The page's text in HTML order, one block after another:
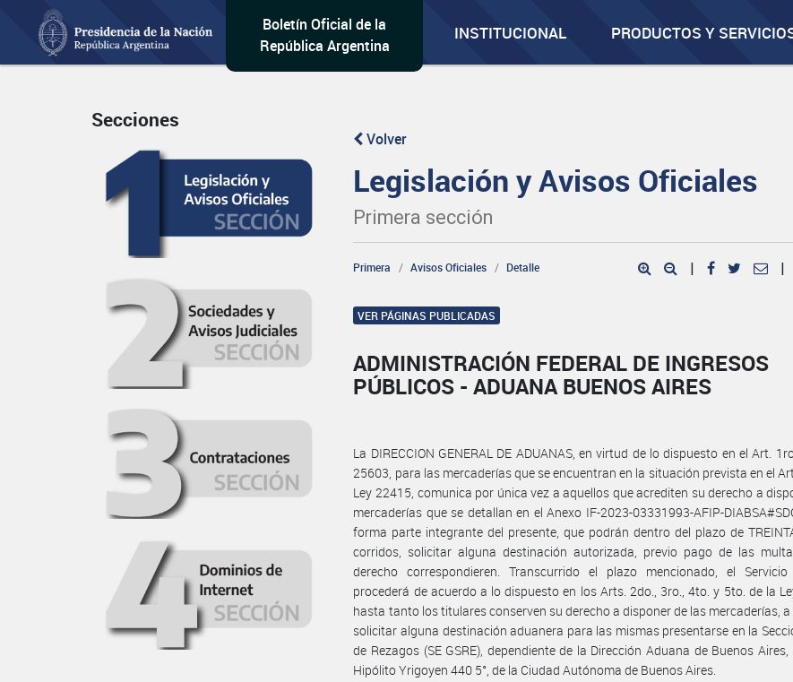
Boletín Oficial de la
República Argentina
INSTITUCIONAL PRODUCTOS Y
Secciones
Volver
Legislación y Avisos Oficiales
Primera sección
Primera Avisos Oficiales Detalle | |
VER PÁGINAS PUBLICADAS
ADMINISTRACIÓN FEDERAL DE INGRESOS
PÚBLICOS - ADUANA BUENOS AIRES
La DIRECCION GENERAL DE ADUANAS, en virtud de lo dispuesto en el Art.
25603, para las mercaderías que se encuentran en la situación prevista en el
Ley 22415, comunica por única vez a aquellos que acrediten su derecho a
mercaderías que se detallan en el Anexo IF-2023-03331993-AFIP-
forma parte integrante del presente, que podrán dentro del plazo de
corridos, solicitar alguna destinación autorizada, previo pago de las
derecho correspondieren. Transcurrido el plazo mencionado, el Servicio
procederá de acuerdo a lo dispuesto en los Arts. 2do., 3ro., 4to. y 5to. de la
hasta tanto los titulares conserven su derecho a disponer de las mercaderías,
solicitar alguna destinación aduanera para las mismas presentarse en la
de Rezagos (SE GSRE), dependiente de la Dirección Aduana de Buenos Aires,
Hipólito Yrigoyen 440 5°, de la Ciudad Autónoma de Buenos Aires.